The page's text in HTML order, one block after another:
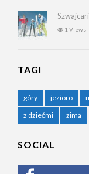
1 Views
TAGI
góry jezioro
z dziećmi
zima
SOCIAL